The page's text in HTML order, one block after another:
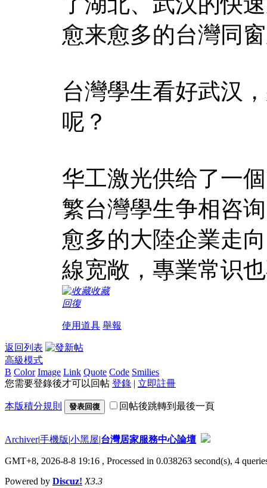
愈来愈多的台灣同
台灣學生看好武汉
呢？
华工激光供给了一
繁台灣學生争相咨
愈多的大陸企業走
線宽敞，專業常识
收藏
回復
使用道具 舉報
返回列表
高級模式
B Color Image Link Quote Code Smilies
您需要登錄後才可以回帖 登錄 | 立即註冊
本版積分規則 發表回復 回帖後跳轉到最後一頁
Archiver|手機版|小黑屋|台灣居家服務中心論壇
GMT+8, 2026-8-8 19:16 , Processed in 0.038263 second(s), 4
Powered by Discuz! X3.3